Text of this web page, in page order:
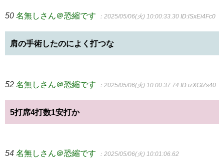
50 名無しさん＠恐縮です ：2025/05/06(火) 10:00:33.30 ID:lSxEi4Fc0
肩の手術したのによく打つな
52 名無しさん＠恐縮です ：2025/05/06(火) 10:00:37.74 ID:izXGfZs40
5打席4打数1安打か
54 名無しさん＠恐縮です ：2025/05/06(火) 10:01:06.62